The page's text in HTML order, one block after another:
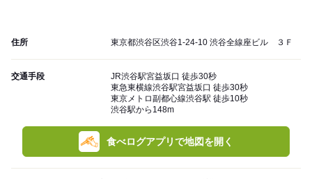
住所 東京都渋谷区渋谷1-24-10 渋谷全線座ビル ３Ｆ
交通手段
JR渋谷駅宮益坂口 徒歩30秒
東急東横線渋谷駅宮益坂口 徒歩30秒
東京メトロ副都心線渋谷駅 徒歩10秒
渋谷駅から148m
食べログアプリで地図を開く